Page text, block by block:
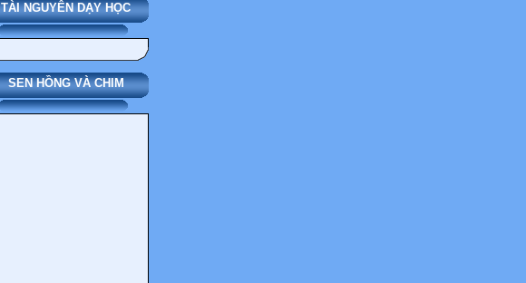
TÀI NGUYÊN DẠY HỌC
SEN HỒNG VÀ CHIM